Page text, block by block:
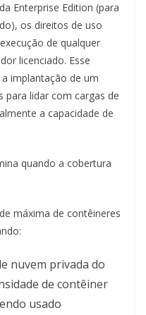
Enterprise Edition (para
os direitos de uso
de qualquer
licenciado. Esse
implantação de um
lidar com cargas de
a capacidade de
quando a cobertura
máxima de contêineres
nuvem privada do
de contêiner
usado